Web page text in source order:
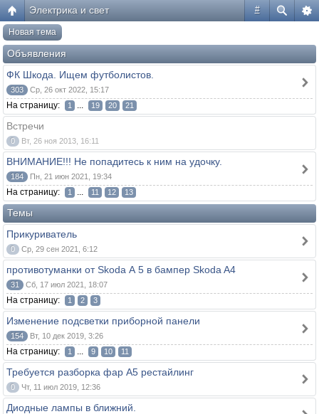
#
Электрика и свет
Новая тема
Объявления
ФК Шкода. Ищем футболистов.
303 Ср, 26 окт 2022, 15:17
На страницу: 1 ... 19 20 21
Встречи
0 Вт, 26 ноя 2013, 16:11
ВНИМАНИЕ!!! Не попадитесь к ним на удочку.
184 Пн, 21 июн 2021, 19:34
На страницу: 1 ... 11 12 13
Темы
Прикуриватель
0 Ср, 29 сен 2021, 6:12
противотуманки от Skoda А 5 в бампер Skoda A4
31 Сб, 17 июл 2021, 18:07
На страницу: 1 2 3
Изменение подсветки приборной панели
154 Вт, 10 дек 2019, 3:26
На страницу: 1 ... 9 10 11
Требуется разборка фар А5 рестайлинг
0 Чт, 11 июл 2019, 12:36
Диодные лампы в ближний.